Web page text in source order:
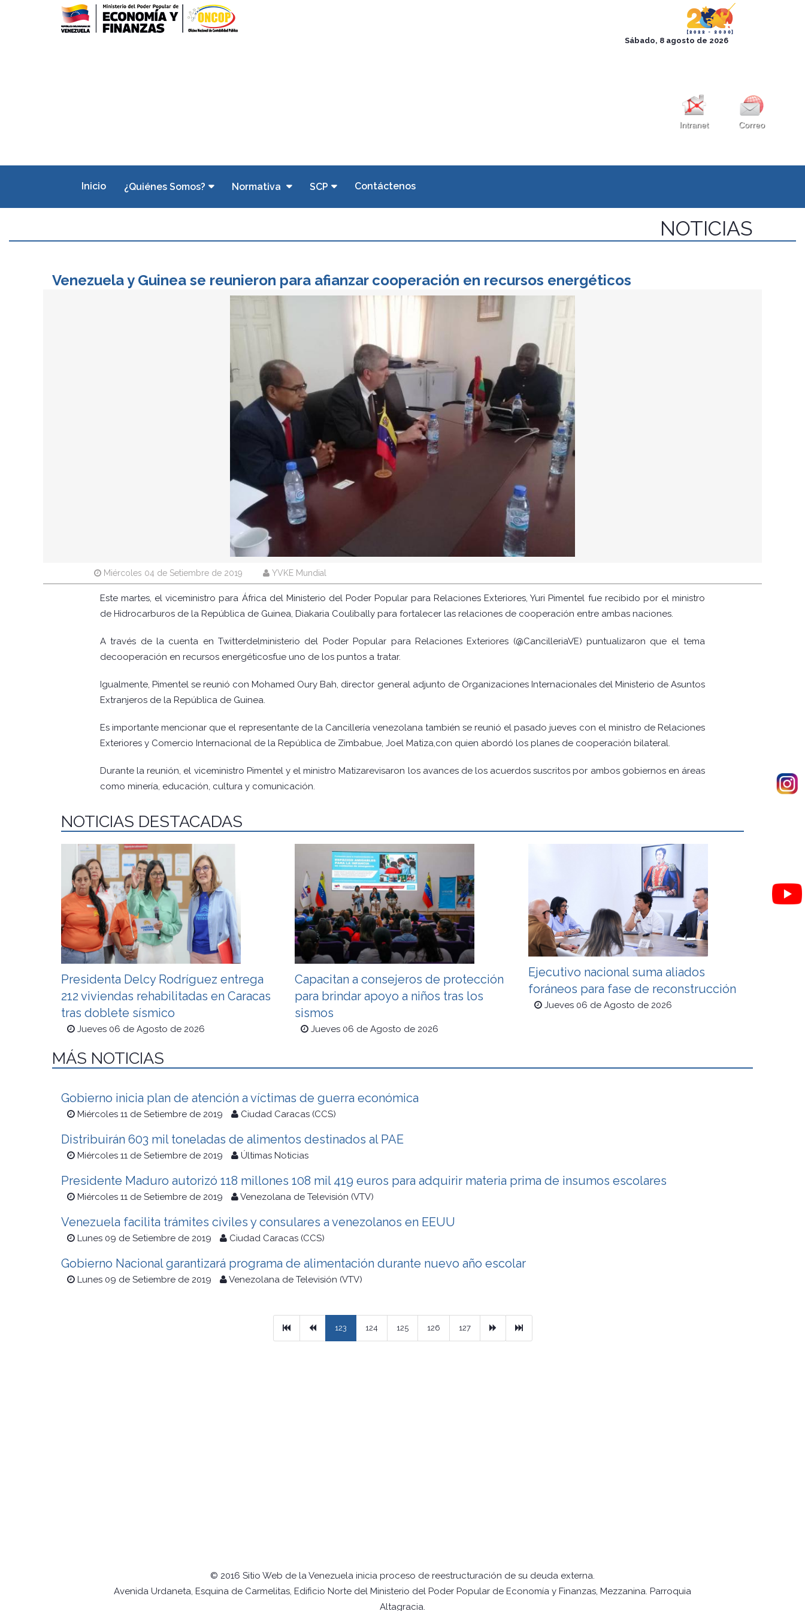
Correo
Intranet
Inicio ¿Quiénes Somos? Normativa SCP Contáctenos
NOTICIAS
Venezuela y Guinea se reunieron para afianzar cooperación en recursos energéticos
Miércoles 04 de Setiembre de 2019 YVKE Mundial
Este martes, el viceministro para África del Ministerio del Poder Popular para Relaciones Exteriores, Yuri Pimentel fue recibido por el ministro
de Hidrocarburos de la República de Guinea, Diakaria Coulibally para fortalecer las relaciones de cooperación entre ambas naciones.
A través de la cuenta en Twitterdelministerio del Poder Popular para Relaciones Exteriores (@CancilleriaVE) puntualizaron que el tema
decooperación en recursos energéticosfue uno de los puntos a tratar.
Igualmente, Pimentel se reunió con Mohamed Oury Bah, director general adjunto de Organizaciones Internacionales del Ministerio de Asuntos
Extranjeros de la República de Guinea.
Es importante mencionar que el representante de la Cancillería venezolana también se reunió el pasado jueves con el ministro de Relaciones
Exteriores y Comercio Internacional de la República de Zimbabue, Joel Matiza,con quien abordó los planes de cooperación bilateral.
Durante la reunión, el viceministro Pimentel y el ministro Matizarevisaron los avances de los acuerdos suscritos por ambos gobiernos en áreas
como minería, educación, cultura y comunicación.
NOTICIAS DESTACADAS
Presidenta Delcy Rodríguez entrega
212 viviendas rehabilitadas en Caracas
tras doblete sísmico
Jueves 06 de Agosto de 2026
Capacitan a consejeros de protección
para brindar apoyo a niños tras los
sismos
Jueves 06 de Agosto de 2026
Ejecutivo nacional suma aliados
foráneos para fase de reconstrucción
Jueves 06 de Agosto de 2026
MÁS NOTICIAS
Gobierno inicia plan de atención a víctimas de guerra económica
Miércoles 11 de Setiembre de 2019 Ciudad Caracas (CCS)
Distribuirán 603 mil toneladas de alimentos destinados al PAE
Miércoles 11 de Setiembre de 2019 Últimas Noticias
Presidente Maduro autorizó 118 millones 108 mil 419 euros para adquirir materia prima de insumos escolares
Miércoles 11 de Setiembre de 2019 Venezolana de Televisión (VTV)
Venezuela facilita trámites civiles y consulares a venezolanos en EEUU
Lunes 09 de Setiembre de 2019 Ciudad Caracas (CCS)
Gobierno Nacional garantizará programa de alimentación durante nuevo año escolar
Lunes 09 de Setiembre de 2019 Venezolana de Televisión (VTV)
PrimeraPrevious
123 124 125 126 127 Next Ultimo
© 2016 Sitio Web de la Venezuela inicia proceso de reestructuración de su deuda externa.
Avenida Urdaneta, Esquina de Carmelitas, Edificio Norte del Ministerio del Poder Popular de Economía y Finanzas, Mezzanina. Parroquia
Altagracia.